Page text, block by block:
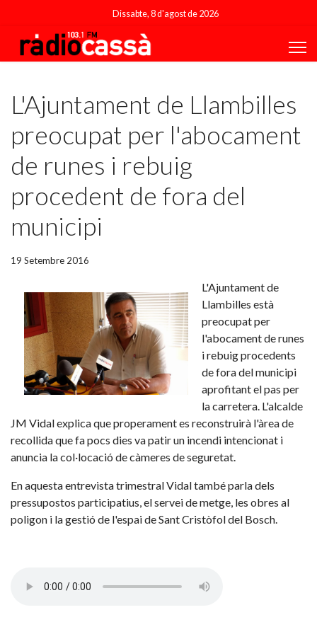
Dissabte, 8 d'agost de 2026
L'Ajuntament de Llambilles
preocupat per l'abocament
de runes i rebuig
procedent de fora del
municipi
19 Setembre 2016
L'Ajuntament de
Llambilles està
preocupat per
l'abocament de runes
i rebuig procedents
de fora del municipi
aprofitant el pas per
la carretera. L'alcalde
JM Vidal explica que properament es reconstruirà l'àrea de
recollida que fa pocs dies va patir un incendi intencionat i
anuncia la col·locació de càmeres de seguretat.
En aquesta entrevista trimestral Vidal també parla dels
pressupostos participatius, el servei de metge, les obres al
poligon i la gestió de l'espai de Sant Cristòfol del Bosch.